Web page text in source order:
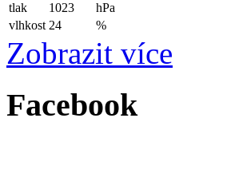
tlak
1023
hPa
vlhkost 24 %
Zobrazit více
Facebook